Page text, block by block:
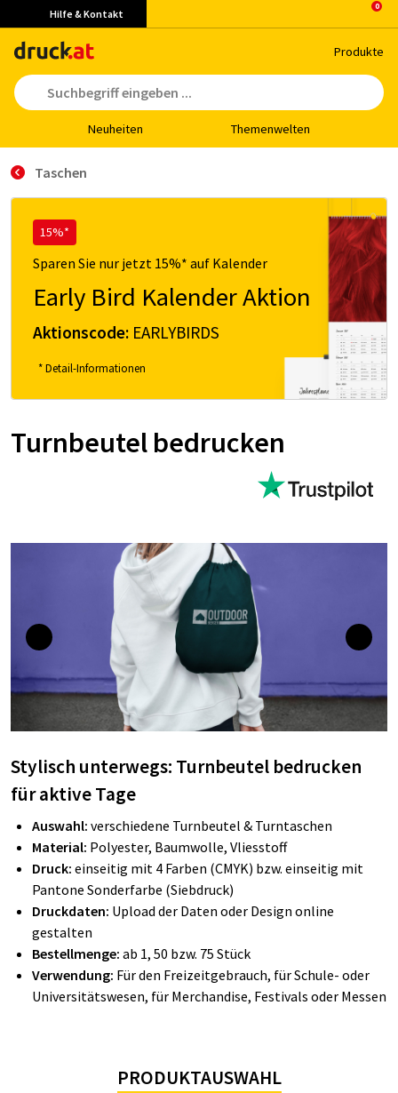
Hilfe & Kontakt
Pro­duk­te
Neu­hei­ten The­men­wel­ten
Taschen
15%*
Sparen Sie nur jetzt 15%* auf Kalender
Early Bird Kalender Aktion
Aktionscode: EARLYBIRDS
* Detail-Informationen
Turnbeutel bedrucken
Stylisch unterwegs: Turnbeutel bedrucken
für aktive Tage
Auswahl: verschiedene Turnbeutel & Turntaschen
Material: Polyester, Baumwolle, Vliesstoff
Druck: einseitig mit 4 Farben (CMYK) bzw. einseitig mit
Pantone Sonderfarbe (Siebdruck)
Druckdaten: Upload der Daten oder Design online
gestalten
Bestellmenge: ab 1, 50 bzw. 75 Stück
Verwendung: Für den Freizeitgebrauch, für Schule- oder
Universitätswesen, für Merchandise, Festivals oder Messen
PRODUKTAUSWAHL